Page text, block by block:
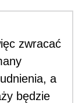
zwracać
a
będzie